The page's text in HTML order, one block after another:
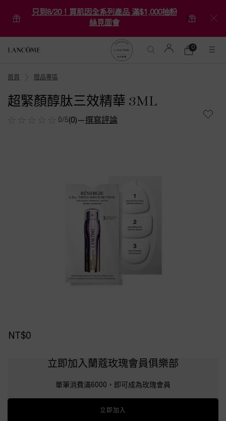
只到8/20！買肌因全系列產品 滿$1,000抽粉
絲見面會
購
0
0 product in
首頁
贈品專區
超緊顏醇肽三效精華 3ML
0/5(0) —撰寫評論
NT$0
立即加入蘭蔻玫瑰會員俱樂部
單筆消費滿6000，即可成為玫瑰會員
立即加入